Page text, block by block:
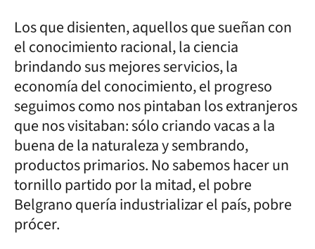
Los que disienten, aquellos que sueñan con
el conocimiento racional, la ciencia
brindando sus mejores servicios, la
economía del conocimiento, el progreso
seguimos como nos pintaban los extranjeros
que nos visitaban: sólo criando vacas a la
buena de la naturaleza y sembrando,
productos primarios. No sabemos hacer un
tornillo partido por la mitad, el pobre
Belgrano quería industrializar el país, pobre
prócer.